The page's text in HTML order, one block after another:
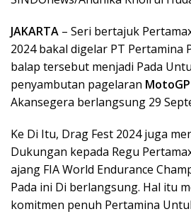
JAKARTA – Seri bertajuk
2024 bakal digelar PT Pertamina
balap tersebut menjadi Pada
penyambutan pagelaran
Akansegera berlangsung 29
Ke Di Itu, Drag Fest 2024 juga
Dukungan kepada Regu
ajang FIA World Endurance
Pada ini Di berlangsung. Hal itu
komitmen penuh Pertamina